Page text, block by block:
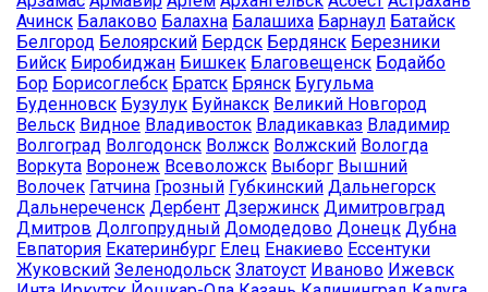
Ачинск Балаково Балахна Балашиха Барнаул Батайск
Белгород Белоярский Бердск Бердянск Березники
Бийск Биробиджан Бишкек Благовещенск Бодайбо
Бор Борисоглебск Братск Брянск Бугульма
Буденновск Бузулук Буйнакск Великий Новгород
Вельск Видное Владивосток Владикавказ Владимир
Волгоград Волгодонск Волжск Волжский Вологда
Воркута Воронеж Всеволожск Выборг Вышний
Волочек Гатчина Грозный Губкинский Дальнегорск
Дальнереченск Дербент Дзержинск Димитровград
Дмитров Долгопрудный Домодедово Донецк Дубна
Евпатория Екатеринбург Елец Енакиево Ессентуки
Жуковский Зеленодольск Златоуст Иваново Ижевск